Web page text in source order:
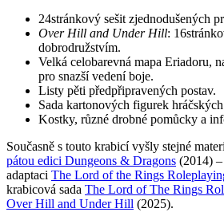
24stránkový sešit zjednodušených
Over Hill and Under Hill:
dobrodružstvím.
Velká celobarevná mapa Eriadoru,
pro snazší vedení boje.
Listy pěti předpřipravených postav.
Sada kartonových figurek
Kostky, různé drobné pomůcky a
Současně s touto krabicí vyšly stejné
pátou edici Dungeons & Dragons (2014)
adaptaci The Lord of the Rings
krabicová sada The Lord of The Rings
Over Hill and Under Hill (2025).